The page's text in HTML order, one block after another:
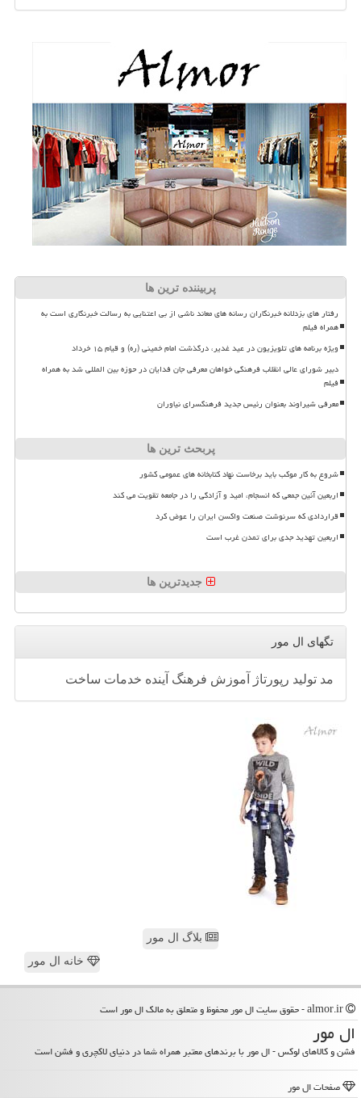
پربیننده ترین ها
رفتار های بزدلانه خبرنگاران رسانه های معاند ناشی از بی اعتنایی به رسالت خبرنگاری است به
همراه فیلم
ویژه برنامه های تلویزیون در عید غدیر، درگذشت امام خمینی (ره) و قیام ۱۵ خرداد
دبیر شورای عالی انقلاب فرهنگی خواهان معرفی جان فدایان در حوزه بین المللی شد به همراه
فیلم
معرفی شیراوند بعنوان رئیس جدید فرهنگسرای نیاوران
پربحث ترین ها
شروع به کار موکب باید برخاست نهاد کتابخانه های عمومی کشور
اربعین آئین جمعی که انسجام، امید و آزادگی را در جامعه تقویت می کند
قراردادی که سرنوشت صنعت واکسن ایران را عوض کرد
اربعین تهدید جدی برای تمدن غرب است
جدیدترین ها
تگهای ال مور
مد تولید رپورتاژ آموزش فرهنگ آینده خدمات ساخت
بلاگ ال مور
خانه ال مور
ال مور
فشن و کالاهای لوکس - ال مور با برندهای معتبر همراه شما در دنیای لاکچری و فشن است
صفحات ال مور